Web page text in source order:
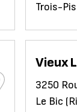
Trois-
Vieux
3250
Le Bic